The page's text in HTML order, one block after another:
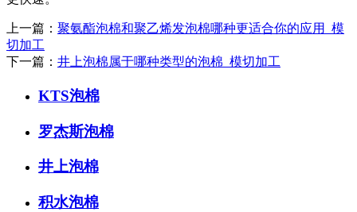
上一篇： 聚氨酯泡棉和聚乙烯发泡棉哪种更适合你的应用_模
切加工
下一篇： 井上泡棉属于哪种类型的泡棉_模切加工
KTS泡棉
罗杰斯泡棉
井上泡棉
积水泡棉